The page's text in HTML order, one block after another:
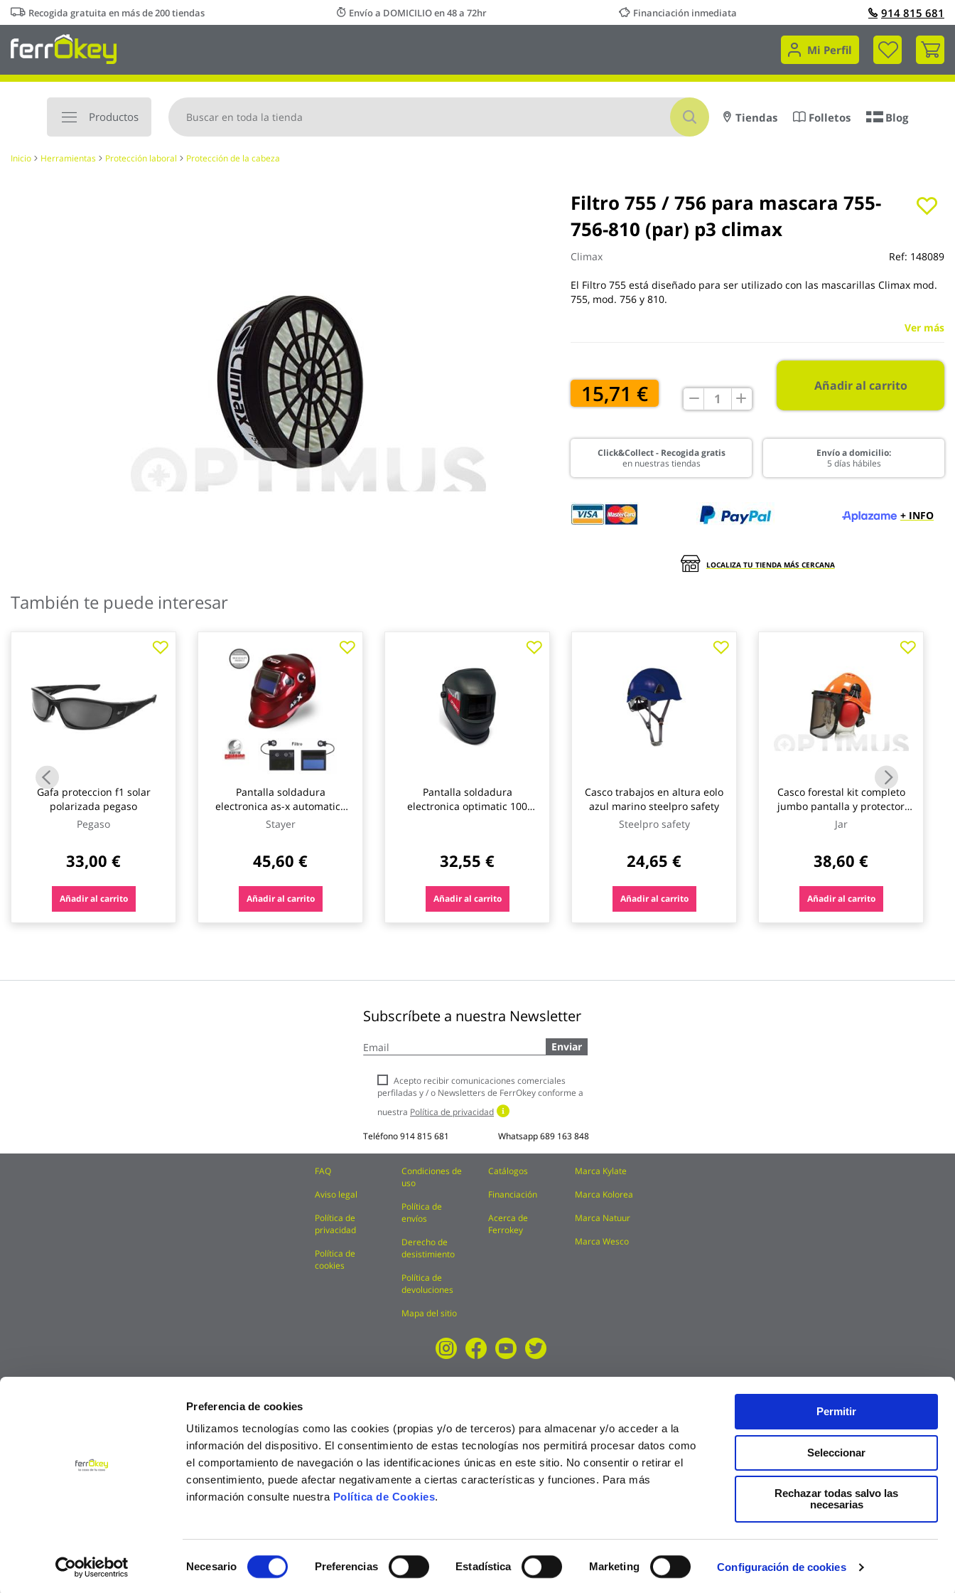
Preferencia de cookies
Utilizamos tecnologías como las cookies (propias y/o de terceros) para almacenar y/o acceder a la
información del dispositivo. El consentimiento de estas tecnologías nos permitirá procesar datos como
el comportamiento de navegación o las identificaciones únicas en este sitio. No consentir o retirar el
consentimiento, puede afectar negativamente a ciertas características y funciones. Para más
información consulte nuestra Política de Cookies.
Necesario Preferencias Estadística Marketing Configuración de cookies
Permitir
Seleccionar
Rechazar todas salvo las
necesarias
Ir
al
contenido
Recogida gratuita en más de 200 tiendas Envío a DOMICILIO en 48 a 72hr Financiación inmediata 914 815 681
Mi Perfil
Mi
Productos
Buscar
Tiendas Folletos Blog
Inicio Herramientas Protección laboral Protección de la cabeza
Filtro 755 / 756 para mascara 755-
756-810 (par) p3 climax
Climax Ref: 148089
El Filtro 755 está diseñado para ser utilizado con las mascarillas Climax mod.
755, mod. 756 y 810.
Ver más
15,71 € Añadir al carrito
Click&Collect - Recogida gratis
en nuestras tiendas
Envío a domicilio:
5 días hábiles
+ INFO
LOCALIZA TU TIENDA MÁS CERCANA
comienzo
También te puede interesar
Gafa proteccion f1 solar
polarizada pegaso
Pegaso
33,00 €
Añadir al carrito
Pantalla soldadura
electronica as-x automatica
regulable stayer
Stayer
45,60 €
Añadir al carrito
Pantalla soldadura
electronica optimatic 100
32,55 €
Añadir al carrito
Casco trabajos en altura eolo
azul marino steelpro safety
Steelpro safety
24,65 €
Añadir al carrito
Casco forestal kit completo
jumbo pantalla y protector
auditivo 25,9db jar
Jar
38,60 €
Añadir al carrito
Subscríbete a nuestra Newsletter
a
boletín
noticias:
Enviar
Acepto recibir comunicaciones comerciales
perfiladas y / o Newsletters de FerrOkey conforme a
nuestra Política de privacidad
Teléfono914 815 681 Whatsapp689 163 848
FAQ
Aviso legal
Política de
privacidad
Política de
cookies
Condiciones de
uso
Política de
envíos
Derecho de
desistimiento
Política de
devoluciones
Mapa del sitio
Catálogos
Financiación
Acerca de
Ferrokey
Marca Kylate
Marca Kolorea
Marca Natuur
Marca Wesco
© Ferrokey todos los derechos reservados 2025 Precios válidos solo en la web, no en tienda